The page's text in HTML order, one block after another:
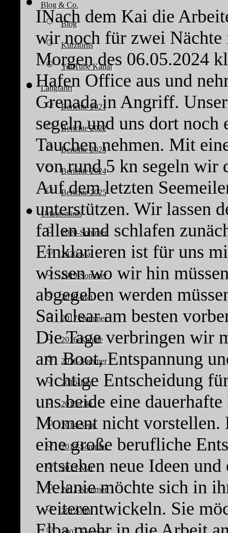
Blog & Co.
Blog
Kurztörns
YouTube Kanal
Langfahrt
Berichte 2021
Berichte 2022
Berichte 2023
Berichte 2024
Berichte 2025
Urlaubstörns
2020-Sommer
2020-Mai
2019-Sommer
2018-Mai
2017-Sommer
2016-Kanäle
2016-Sommer
2016-Juni
2015-Okt.
2014-Sept.
2013-Sommer
2013-Mai
2012-Sommer
2012-Mai
INach dem Kai die
wir noch für zwei
Morgen des 06.05.2024
Hafen Office aus und
Grenada in Angriff.
segeln und uns dort noch
Tauchen nehmen. Mit
von rund 5 kn segeln wir
Auf dem letzten
unterstützen. Wir lassen
fallen und schlafen
Einklarieren ist für uns
wissen wo wir hin
abgegeben werden
Sailclear am besten
Die Tage verbringen wir
am Boot, Entspannung
wichtige Entscheidung
uns beide eine
Moment nicht vorstellen.
eine große berufliche
entstehen neue Ideen
Melanie möchte sich in
weiterentwickeln. Sie